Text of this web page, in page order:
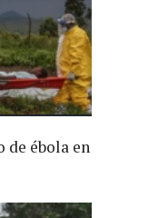
de ébola en